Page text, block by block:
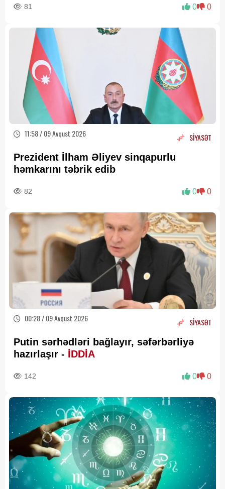
81 0 0
11:58 / 09 Avqust 2026 SİYASƏT
Prezident İlham Əliyev sinqapurlu
həmkarını təbrik edib
82 0 0
00:28 / 09 Avqust 2026 SİYASƏT
Putin sərhədləri bağlayır, səfərbərliyə
hazırlaşır - İDDİA
142 0 0